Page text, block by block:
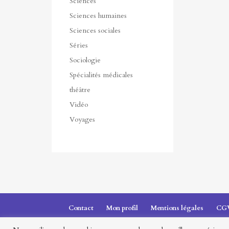
Sciences humaines
Sciences sociales
Séries
Sociologie
Spécialités médicales
théâtre
Vidéo
Voyages
Contact Mon profil Mentions légales